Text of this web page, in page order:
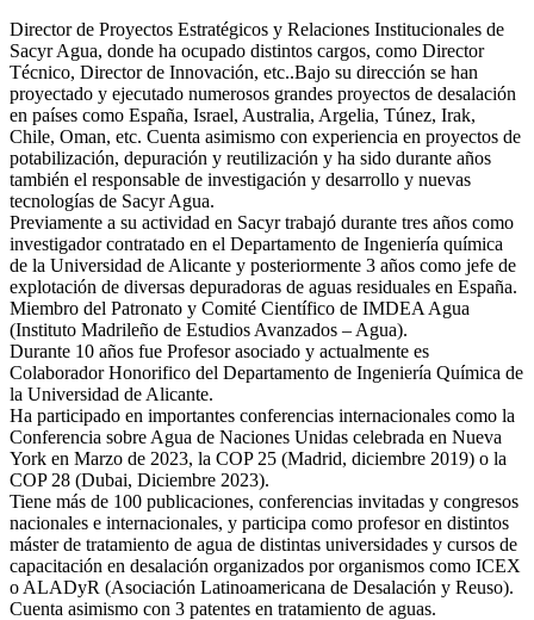
Director de Proyectos Estratégicos y Relaciones Institucionales de
Sacyr Agua, donde ha ocupado distintos cargos, como Director
Técnico, Director de Innovación, etc..Bajo su dirección se han
proyectado y ejecutado numerosos grandes proyectos de desalación
en países como España, Israel, Australia, Argelia, Túnez, Irak,
Chile, Oman, etc. Cuenta asimismo con experiencia en proyectos de
potabilización, depuración y reutilización y ha sido durante años
también el responsable de investigación y desarrollo y nuevas
tecnologías de Sacyr Agua.
Previamente a su actividad en Sacyr trabajó durante tres años como
investigador contratado en el Departamento de Ingeniería química
de la Universidad de Alicante y posteriormente 3 años como jefe de
explotación de diversas depuradoras de aguas residuales en España.
Miembro del Patronato y Comité Científico de IMDEA Agua
(Instituto Madrileño de Estudios Avanzados – Agua).
Durante 10 años fue Profesor asociado y actualmente es
Colaborador Honorifico del Departamento de Ingeniería Química de
la Universidad de Alicante.
Ha participado en importantes conferencias internacionales como la
Conferencia sobre Agua de Naciones Unidas celebrada en Nueva
York en Marzo de 2023, la COP 25 (Madrid, diciembre 2019) o la
COP 28 (Dubai, Diciembre 2023).
Tiene más de 100 publicaciones, conferencias invitadas y congresos
nacionales e internacionales, y participa como profesor en distintos
máster de tratamiento de agua de distintas universidades y cursos de
capacitación en desalación organizados por organismos como ICEX
o ALADyR (Asociación Latinoamericana de Desalación y Reuso).
Cuenta asimismo con 3 patentes en tratamiento de aguas.